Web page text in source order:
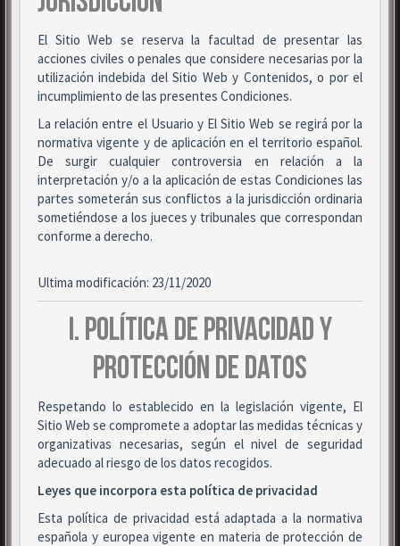
El Sitio Web se reserva la facultad de presentar las
acciones civiles o penales que considere necesarias por la
utilización indebida del Sitio Web y Contenidos, o por el
incumplimiento de las presentes Condiciones.
La relación entre el Usuario y El Sitio Web se regirá por la
normativa vigente y de aplicación en el territorio español.
De surgir cualquier controversia en relación a la
interpretación y/o a la aplicación de estas Condiciones las
partes someterán sus conflictos a la jurisdicción ordinaria
sometiéndose a los jueces y tribunales que correspondan
conforme a derecho.
Ultima modificación: 23/11/2020
I. POLÍTICA DE PRIVACIDAD Y
PROTECCIÓN DE DATOS
Respetando lo establecido en la legislación vigente, El
Sitio Web se compromete a adoptar las medidas técnicas y
organizativas necesarias, según el nivel de seguridad
adecuado al riesgo de los datos recogidos.
Leyes que incorpora esta política de privacidad
Esta política de privacidad está adaptada a la normativa
española y europea vigente en materia de protección de